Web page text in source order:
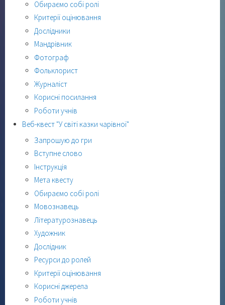
Обираємо собі ролі
Критерії оцінювання
Дослідники
Мандрівник
Фотограф
Фольклорист
Журналіст
Корисні посилання
Роботи учнів
Веб-квест "У світі казки чарівної"
Запрошую до гри
Вступне слово
Інструкція
Мета квесту
Обираємо собі ролі
Мовознавець
Літературознавець
Художник
Дослідник
Ресурси до ролей
Критерії оцінювання
Корисні джерела
Роботи учнів